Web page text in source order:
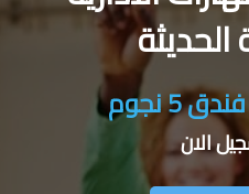
الحديثة
5 نجوم
الان